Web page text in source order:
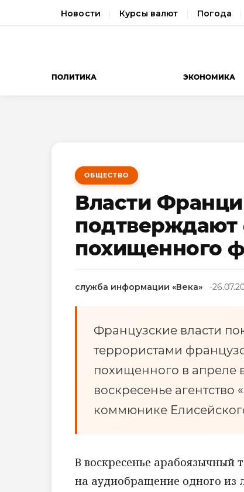
Новости Курсы валют Погода
ПОЛИТИКА ЭКОНОМИКА
ОБЩЕСТВО
Власти
подтверждают
похищенного
служба информации «Века»
Французские власти
террористами
похищенного в апреле
воскресенье
коммюнике
В воскресенье арабоязычный
на аудиобращение одного из